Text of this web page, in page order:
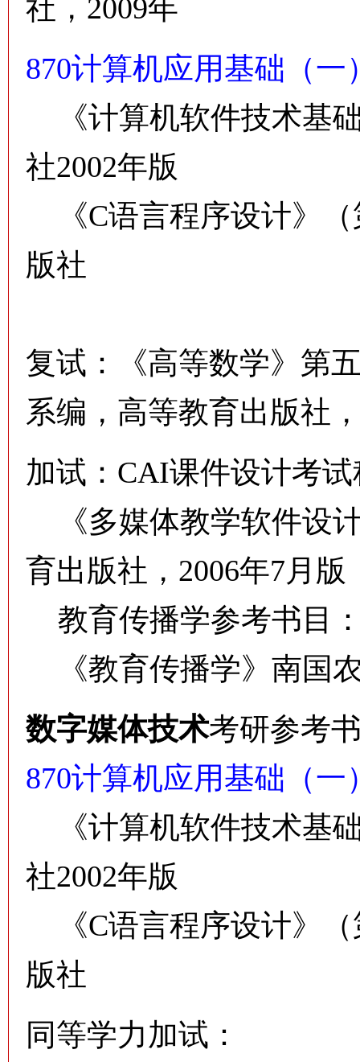
社，2009年
870计算机应用基础（一
《计算机软件技术基
社2002年版
《C语言程序设计》（
版社
复试：《高等数学》第
系编，高等教育出版社
加试：CAI课件设计考
《多媒体教学软件设
育出版社，2006年7月版
教育传播学参考书目
《教育传播学》南国
数字媒体技术考研参考
870计算机应用基础（一
《计算机软件技术基
社2002年版
《C语言程序设计》（
版社
同等学力加试：